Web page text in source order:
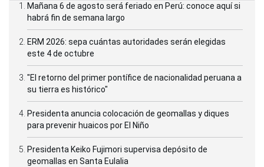
Mañana 6 de agosto será feriado en Perú: conoce aquí si
habrá fin de semana largo
ERM 2026: sepa cuántas autoridades serán elegidas
este 4 de octubre
"El retorno del primer pontífice de nacionalidad peruana a
su tierra es histórico"
Presidenta anuncia colocación de geomallas y diques
para prevenir huaicos por El Niño
Presidenta Keiko Fujimori supervisa depósito de
geomallas en Santa Eulalia